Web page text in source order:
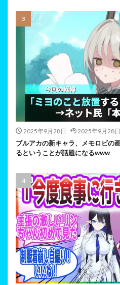
2025年9月28日 2025年9月28日
ブルアカの新キャラ、メモロビの
るということが話題になるwww